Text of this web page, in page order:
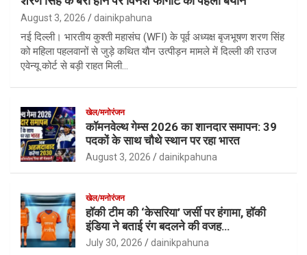
August 3, 2026 dainikpahuna
नई दिल्ली। भारतीय कुश्ती महासंघ (WFI) के पूर्व अध्यक्ष बृजभूषण शरण सिंह
को महिला पहलवानों से जुड़े कथित यौन उत्पीड़न मामले में दिल्ली की राउज
एवेन्यू कोर्ट से बड़ी राहत मिली…
खेल/मनोरंजन
कॉमनवेल्थ गेम्स 2026 का शानदार समापन: 39
पदकों के साथ चौथे स्थान पर रहा भारत
August 3, 2026 dainikpahuna
खेल/मनोरंजन
हॉकी टीम की ‘केसरिया’ जर्सी पर हंगामा, हॉकी
इंडिया ने बताई रंग बदलने की वजह…
July 30, 2026 dainikpahuna